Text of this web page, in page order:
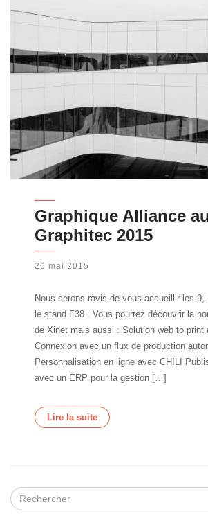
Graphique Alliance
Graphitec 2015
26 mai 2015
Nous serons ravis de vous accueillir les 9,
le stand F38 . Vous pourrez découvrir la
de Xinet mais aussi : Solution web to print
Connexion avec un flux de production
Personnalisation en ligne avec CHILI
avec un ERP pour la gestion […]
Lire la suite
SEARCH
FOR: